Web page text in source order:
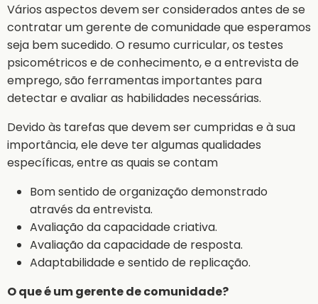
Vários aspectos devem ser considerados antes de se
contratar um gerente de comunidade que esperamos
seja bem sucedido. O resumo curricular, os testes
psicométricos e de conhecimento, e a entrevista de
emprego, são ferramentas importantes para
detectar e avaliar as habilidades necessárias.
Devido às tarefas que devem ser cumpridas e à sua
importância, ele deve ter algumas qualidades
específicas, entre as quais se contam
Bom sentido de organização demonstrado
através da entrevista.
Avaliação da capacidade criativa.
Avaliação da capacidade de resposta.
Adaptabilidade e sentido de replicação.
O que é um gerente de comunidade?